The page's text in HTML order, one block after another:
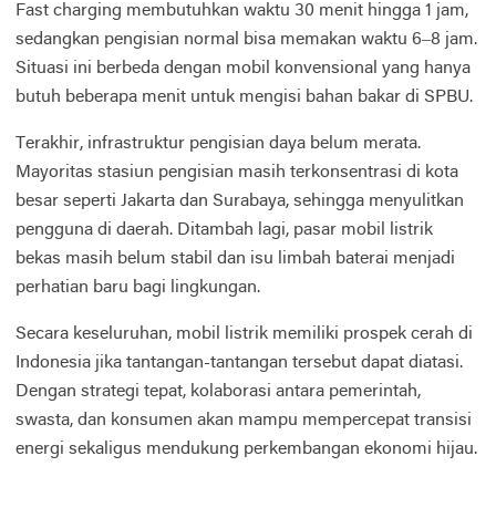
Fast charging membutuhkan waktu 30 menit hingga 1 jam,
sedangkan pengisian normal bisa memakan waktu 6–8 jam.
Situasi ini berbeda dengan mobil konvensional yang hanya
butuh beberapa menit untuk mengisi bahan bakar di SPBU.
Terakhir, infrastruktur pengisian daya belum merata.
Mayoritas stasiun pengisian masih terkonsentrasi di kota
besar seperti Jakarta dan Surabaya, sehingga menyulitkan
pengguna di daerah. Ditambah lagi, pasar mobil listrik
bekas masih belum stabil dan isu limbah baterai menjadi
perhatian baru bagi lingkungan.
Secara keseluruhan, mobil listrik memiliki prospek cerah di
Indonesia jika tantangan-tantangan tersebut dapat diatasi.
Dengan strategi tepat, kolaborasi antara pemerintah,
swasta, dan konsumen akan mampu mempercepat transisi
energi sekaligus mendukung perkembangan ekonomi hijau.